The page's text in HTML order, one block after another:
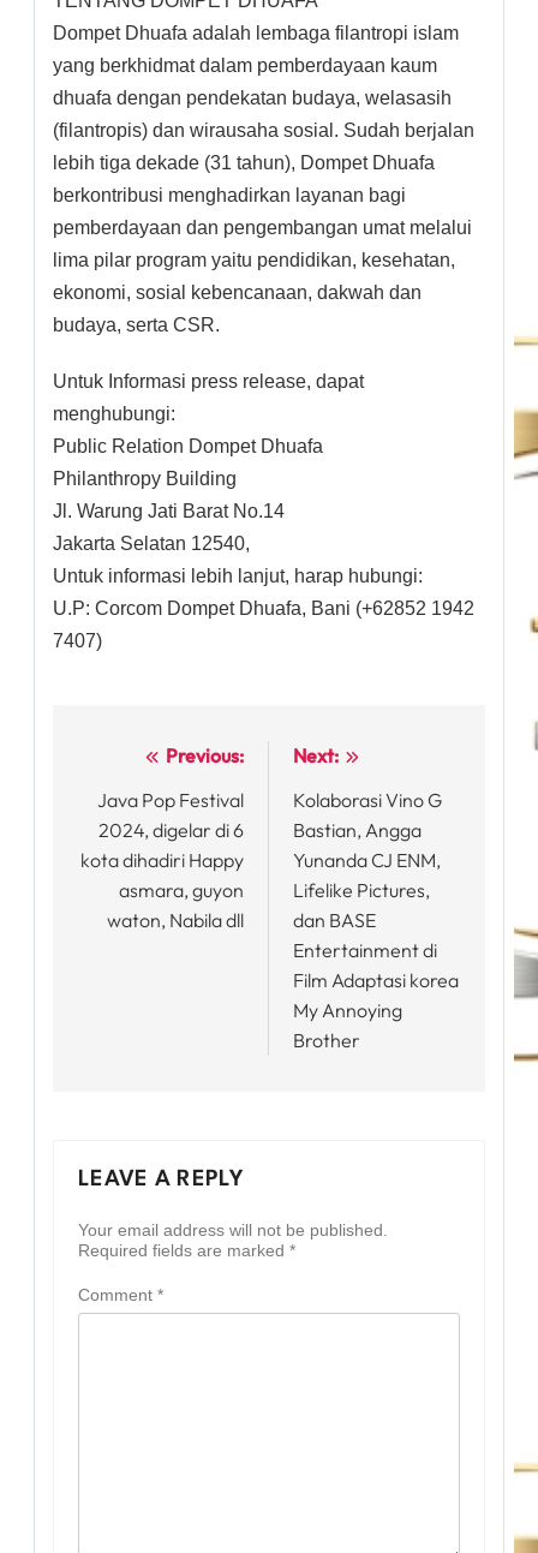
Dompet Dhuafa adalah lembaga filantropi islam
yang berkhidmat dalam pemberdayaan kaum
dhuafa dengan pendekatan budaya, welasasih
(filantropis) dan wirausaha sosial. Sudah berjalan
lebih tiga dekade (31 tahun), Dompet Dhuafa
berkontribusi menghadirkan layanan bagi
pemberdayaan dan pengembangan umat melalui
lima pilar program yaitu pendidikan, kesehatan,
ekonomi, sosial kebencanaan, dakwah dan
budaya, serta CSR.
Untuk Informasi press release, dapat
menghubungi:
Public Relation Dompet Dhuafa
Philanthropy Building
Jl. Warung Jati Barat No.14
Jakarta Selatan 12540,
Untuk informasi lebih lanjut, harap hubungi:
U.P: Corcom Dompet Dhuafa, Bani (+62852 1942
7407)
navigation
Previous:
Java Pop Festival
2024, digelar di 6
kota dihadiri Happy
asmara, guyon
waton, Nabila dll
Next:
Kolaborasi Vino G
Bastian, Angga
Yunanda CJ ENM,
Lifelike Pictures,
dan BASE
Entertainment di
Film Adaptasi korea
My Annoying
Brother
LEAVE A REPLY
Your email address will not be published.
Required fields are marked *
Comment *